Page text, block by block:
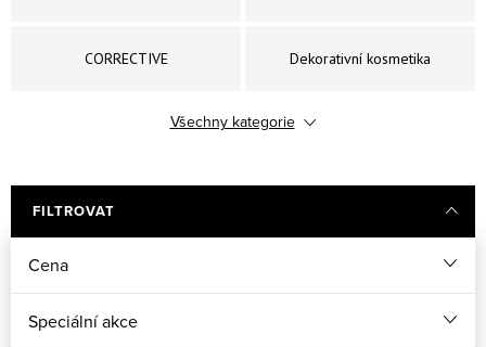
CORRECTIVE Dekorativní kosmetika
DERMAPEEL PROVšechny kategorie
FILTROVAT
Cena
Speciální akce